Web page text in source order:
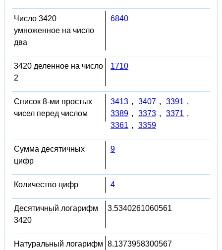
Число 3420
умноженное на число
два
6840
3420 деленное на число
2
1710
Список 8-ми простых
чисел перед числом
3413 , 3407 , 3391 ,
3389 , 3373 , 3371 ,
3361 , 3359
Сумма десятичных
цифр
9
Количество цифр 4
Десятичный логарифм
3420
3.5340261060561
Натуральный логарифм 8.1373958300567